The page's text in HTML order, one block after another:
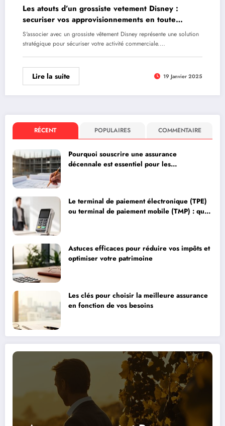
Les atouts d’un grossiste vetement Disney :
securiser vos approvisionnements en toute
legalite
S'associer avec un grossiste vêtement Disney représente une solution
stratégique pour sécuriser votre activité commerciale.…
Lire la suite 19 Janvier 2025
RÉCENT POPULAIRES COMMENTAIRE
Pourquoi souscrire une assurance
décennale est essentiel pour les
Le terminal de paiement électronique (TPE)
ou terminal de paiement mobile (TMP) : quel
Astuces efficaces pour réduire vos impôts et
optimiser votre patrimoine
Les clés pour choisir la meilleure assurance
en fonction de vos besoins